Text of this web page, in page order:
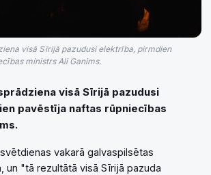
visā Sīrijā pazudusi elektrība, pirmdien
ministrs Ali Ganims.
visā Sīrijā pazudusi
pavēstīja naftas rūpniecības
vakarā galvaspilsētas
un "tā rezultātā visā Sīrijā pazuda